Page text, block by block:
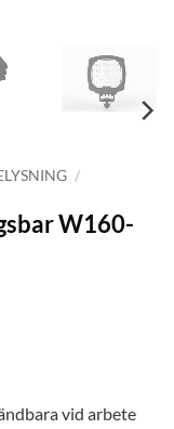
/
W160-
vid arbete